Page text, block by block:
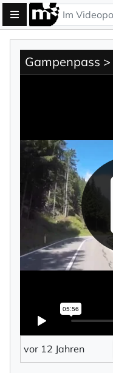
Gampenpass
vor 12 Jahren